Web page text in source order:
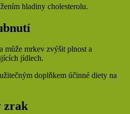
hladiny cholesterolu.
může mrkev zvýšit plnost a
jídlech.
doplňkem účinné diety na
zrak